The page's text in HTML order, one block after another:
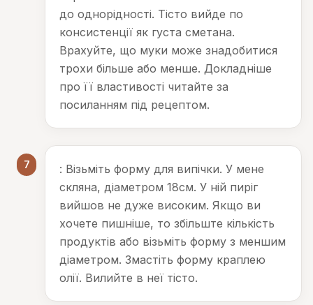
до однорідності. Тісто вийде по
консистенції як густа сметана.
Врахуйте, що муки може знадобитися
трохи більше або менше. Докладніше
про її властивості читайте за
посиланням під рецептом.
7
: Візьміть форму для випічки. У мене
скляна, діаметром 18см. У ній пиріг
вийшов не дуже високим. Якщо ви
хочете пишніше, то збільште кількість
продуктів або візьміть форму з меншим
діаметром. Змастіть форму краплею
олії. Вилийте в неї тісто.